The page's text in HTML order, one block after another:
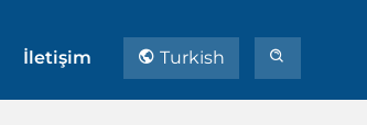
İletişim Turkish